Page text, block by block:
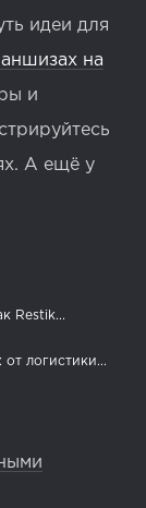
идеи для
на
и
А ещё у
Restik...
логистики...